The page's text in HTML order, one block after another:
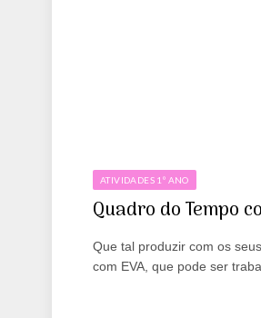
ATIVIDADES 1º ANO
Quadro do Tempo
Que tal produzir com os
com EVA, que pode ser